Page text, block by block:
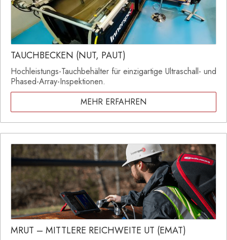
TAUCHBECKEN (NUT, PAUT)
Hochleistungs-Tauchbehälter für einzigartige Ultraschall- und
Phased-Array-Inspektionen.
MEHR ERFAHREN
MRUT – MITTLERE REICHWEITE UT (EMAT)